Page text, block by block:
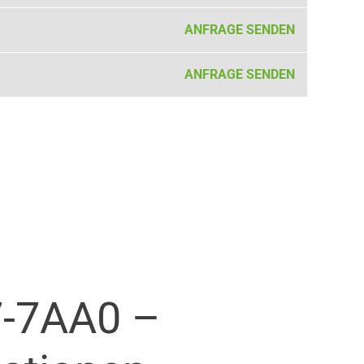
ANFRAGE SENDEN
ANFRAGE SENDEN
7AA0 –